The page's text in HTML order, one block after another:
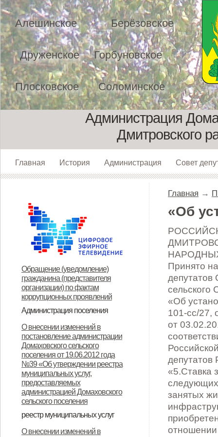
Алешинское Берёзовское
Друженское Горбуновское
Плосковское Соломинское
Главная История Администрация Совет
Администрация
Дмитровского
Обращение (уведомление)
гражданина (представителя
организации) по фактам
коррупционных проявлений
Администрация поселения
Структура и прием граждан
О внесении изменений в
постановление администрации
Домаховского сельского
поселения от 19.06.2012 года
№39 «Об утверждении реестра
муниципальных услуг,
предоставляемых
администрацией Домаховского
сельского поселения
реестр муниципальных услуг
Реестр муниципальных услуг,
Об утверждении реестра
Об утверждении Положения о
О внесении изменений в
Главная →
«Об
Принято
депутатов
сельского
«Об
101-сс/27,
от
«5.Ставка
следующих
занятых
отношении